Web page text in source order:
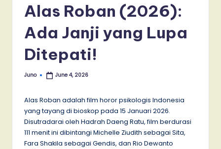
Alas Roban (2026):
Ada Janji yang Lupa
Ditepati!
Posted
Juno June 4, 2026
Alas Roban adalah film horor psikologis Indonesia
yang tayang di bioskop pada 15 Januari 2026.
Disutradarai oleh Hadrah Daeng Ratu, film berdurasi
111 menit ini dibintangi Michelle Ziudith sebagai Sita,
Fara Shakila sebagai Gendis, dan Rio Dewanto